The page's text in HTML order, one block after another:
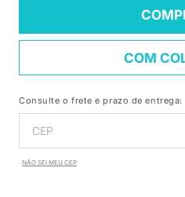
COM
Consulte o frete e prazo de entrega:
NÃO SEI MEU CEP